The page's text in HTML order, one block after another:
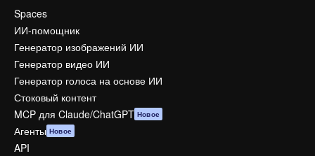
Spaces
ИИ-помощник
Генератор изображений ИИ
Генератор видео ИИ
Генератор голоса на основе ИИ
Стоковый контент
MCP для Claude/ChatGPT Новое
Агенты Новое
API